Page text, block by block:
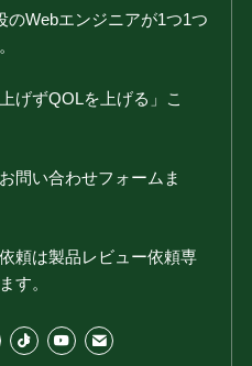
のWebエンジニアが1つ1つ
げずQOLを上げる」こ
問い合わせフォームま
頼は製品レビュー依頼専
す。